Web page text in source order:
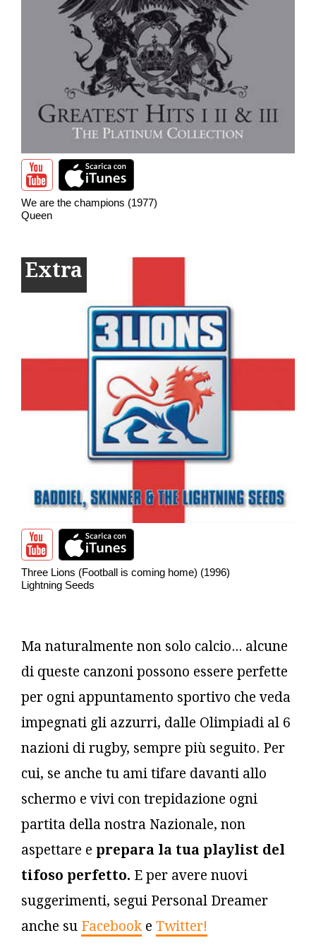
We are the champions (1977)
Queen
Extra
Three Lions (Football is coming home) (1996)
Lightning Seeds
Ma naturalmente non solo calcio... alcune
di queste canzoni possono essere perfette
per ogni appuntamento sportivo che veda
impegnati gli azzurri, dalle Olimpiadi al 6
nazioni di rugby, sempre più seguito. Per
cui, se anche tu ami tifare davanti allo
schermo e vivi con trepidazione ogni
partita della nostra Nazionale, non
aspettare e prepara la tua playlist del
tifoso perfetto. E per avere nuovi
suggerimenti, segui Personal Dreamer
anche su Facebooke Twitter!